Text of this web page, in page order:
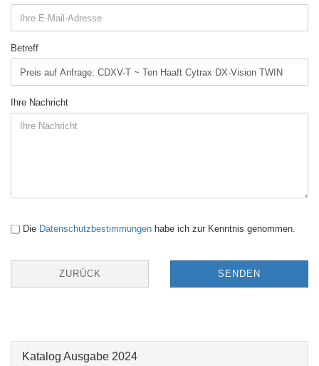
Betreff
Ihre Nachricht
Die Datenschutzbestimmungen habe ich zur Kenntnis genommen.
ZURÜCK SENDEN
Katalog Ausgabe 2024